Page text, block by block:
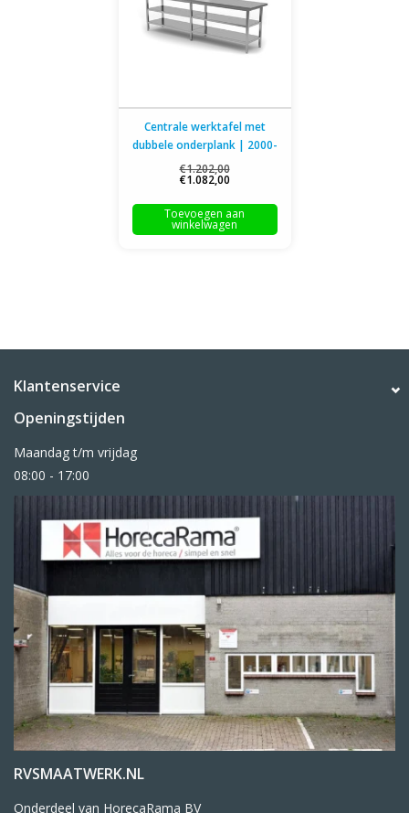
Centrale werktafel met
dubbele onderplank | 2000-
2800mm breed | 700 of
800mm diep
€1.202,00
€1.082,00
Toevoegen aan
winkelwagen
Klantenservice
Openingstijden
Maandag t/m vrijdag
08:00 - 17:00
RVSMAATWERK.NL
Onderdeel van HorecaRama BV